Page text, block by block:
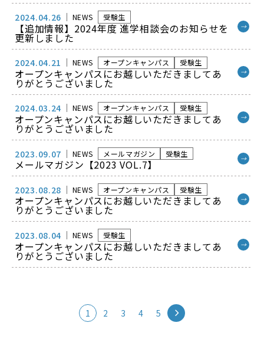
2024.04.26 NEWS 受験生
【追加情報】2024年度 進学相談会のお知らせを
更新しました
→
2024.04.21 NEWS オープンキャンパス 受験生
オープンキャンパスにお越しいただきましてあ
りがとうございました
→
2024.03.24 NEWS オープンキャンパス 受験生
オープンキャンパスにお越しいただきましてあ
りがとうございました
→
2023.09.07 NEWS メールマガジン 受験生
メールマガジン【2023 VOL.7】 →
2023.08.28 NEWS オープンキャンパス 受験生
オープンキャンパスにお越しいただきましてあ
りがとうございました
→
2023.08.04 NEWS 受験生
オープンキャンパスにお越しいただきましてあ
りがとうございました
→
1 2 3 4 5